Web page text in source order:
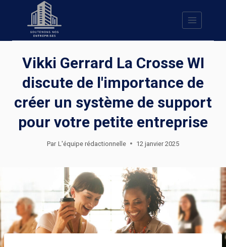
Vikki Gerrard La Crosse WI
discute de l'importance de
créer un système de support
pour votre petite entreprise
Par L'équipe rédactionnelle 12 janvier 2025